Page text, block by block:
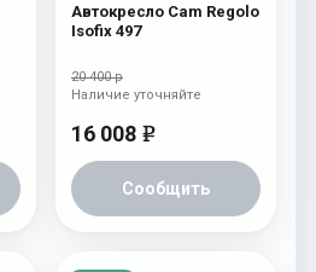
Автокресло Cam Regolo
Isofix 497
20 400 р
16 008 e
Сообщить
Наличие уточняйте